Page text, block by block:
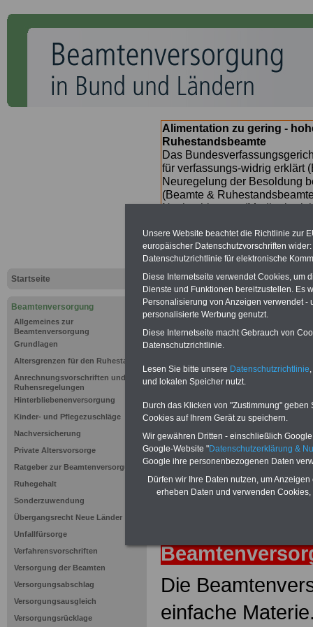
Startseite
Beamtenversorgung
Allgemeines zur
Beamtenversorgung
Grundlagen
Altersgrenzen für den Ruhestand
Anrechnungsvorschriften und
Ruhensregelungen
Hinterbliebenenversorgung
Kinder- und Pflegezuschläge
Nachversicherung
Private Altersvorsorge
Ratgeber zur Beamtenversorgung
Ruhegehalt
Sonderzuwendung
Übergangsrecht Neue Länder
Unfallfürsorge
Verfahrensvorschriften
Versorgung der Beamten
Versorgungsabschlag
Versorgungsausgleich
Versorgungsrücklage
Alimentation zu gering -
Ruhestandsbeamte
Das
für verfassungs-widrig erklärt
Neuregelung der Besoldung
(Beamte &
Nachzahlungen
SERVICE gibt hierzu im II.
(unmittelbar nach Beschluss
Bundesregierung >>>
zur
Ratgeber für 7,50 Euro
Die
einfache
Unsere Website beachtet die Richtlinie zur
europäischer Datenschutzvorschriften
Datenschutzrichtlinie für elektronische
Diese Internetseite verwendet Cookies, um
Dienste und Funktionen bereitzustellen. Es
Personalisierung von Anzeigen verwendet
personalisierte Werbung genutzt.
Diese Internetseite macht Gebrauch von
Datenschutzrichtlinie.
Lesen Sie bitte unsere Datenschutzrichtlinie
und lokalen Speicher nutzt.
Durch das Klicken von "Zustimmung"
Cookies auf Ihrem Gerät zu speichern.
Wir gewähren Dritten - einschließlich
Google-Website "Datenschutzerklärung &
Google ihre personenbezogenen Daten
Dürfen wir Ihre Daten nutzen, um
erheben Daten und verwenden